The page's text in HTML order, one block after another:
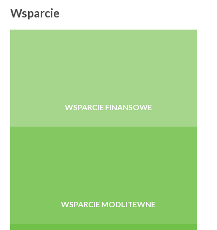
Wsparcie
WSPARCIE FINANSOWE
WSPARCIE MODLITEWNE